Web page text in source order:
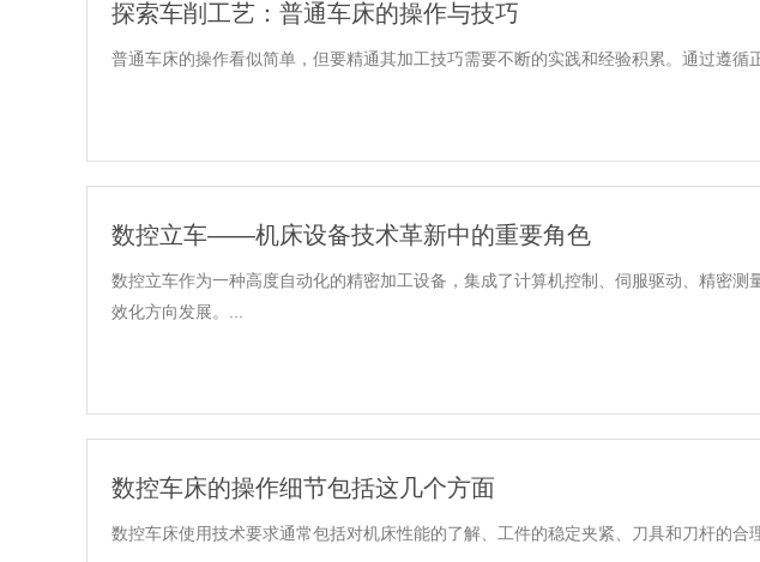
探索车削工艺：普通车床的操作与技巧
普通车床的操作看似简单，但要精通其加工技巧需要不断的实践和经验积累。通过遵
数控立车——机床设备技术革新中的重要角色
数控立车作为一种高度自动化的精密加工设备，集成了计算机控制、伺服驱动、精密
效化方向发展。...
数控车床的操作细节包括这几个方面
数控车床使用技术要求通常包括对机床性能的了解、工件的稳定夹紧、刀具和刀杆的合